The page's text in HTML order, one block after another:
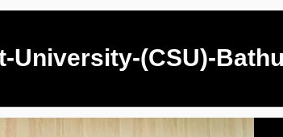
University-(CSU)-